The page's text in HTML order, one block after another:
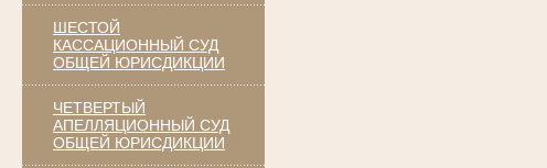
ШЕСТОЙ
КАССАЦИОННЫЙ СУД
ОБЩЕЙ ЮРИСДИКЦИИ
ЧЕТВЕРТЫЙ
АПЕЛЛЯЦИОННЫЙ СУД
ОБЩЕЙ ЮРИСДИКЦИИ